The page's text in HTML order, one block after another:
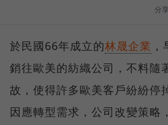
分享
於民國66年成立的林晟企業
銷往歐美的紡織公司，不料隨
故，使得許多歐美客戶紛紛停
因應轉型需求，公司改變策略